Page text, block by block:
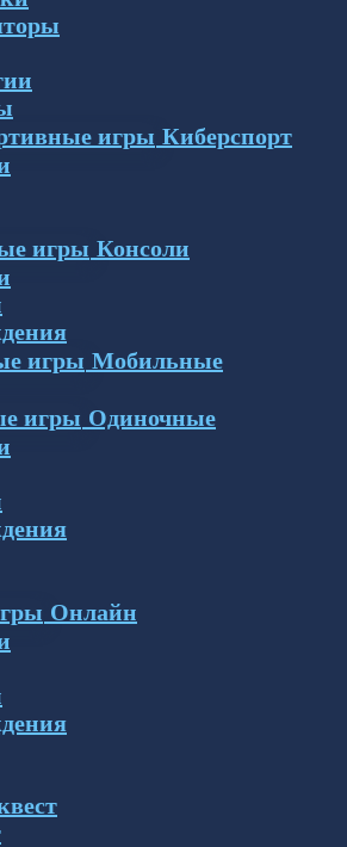
Киберспорт
Консоли
Мобильные
Одиночные
Онлайн